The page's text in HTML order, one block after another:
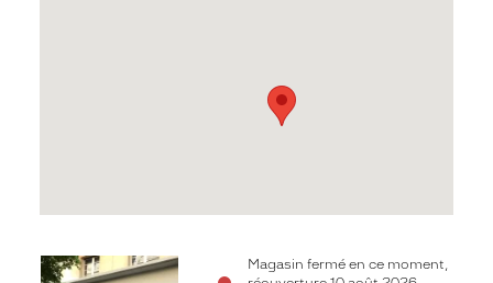
Magasin fermé en ce moment,
Voir
Voir